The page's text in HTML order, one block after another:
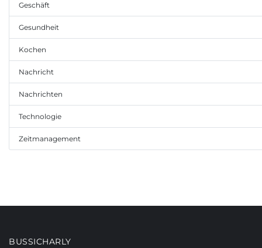
Geschäft
Gesundheit
Kochen
Nachricht
Nachrichten
Technologie
Zeitmanagement
BUSSICHARLY